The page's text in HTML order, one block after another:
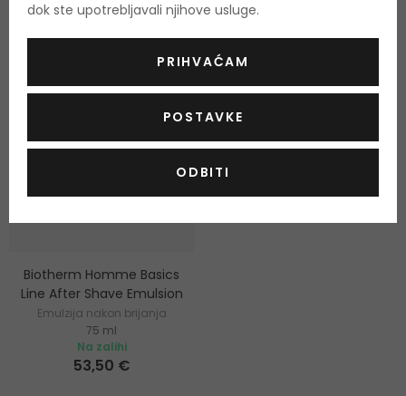
Biotherm Homme Basics
Line After Shave Emulsion
Emulzija nakon brijanja
75 ml
Na zalihi
53,50 €
dok ste upotrebljavali njihove usluge.
PRIHVAĆAM
POSTAVKE
ODBITI